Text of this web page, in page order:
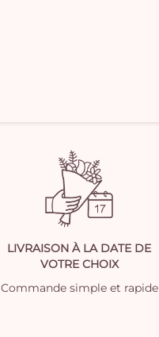
LIVRAISON À LA DATE DE
VOTRE CHOIX
Commande simple et rapide